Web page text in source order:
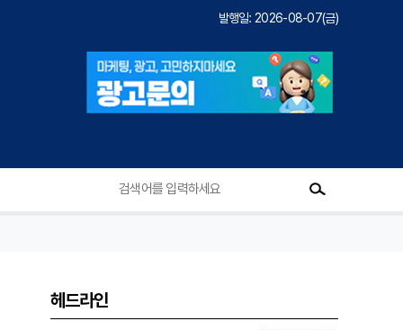
발행일: 2026-08-07(금)
헤드라인